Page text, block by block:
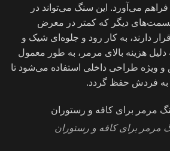
می‌آورد. این سنگ می‌تواند در
دیگر که کمتر در معرض
دارند، به کار رود و جلوه‌ای شیک و
هزینه بالای مرمر، به طور معمول
ویژه طراحی داخلی استفاده می‌شود تا
به فردش حفظ گردد.
مرمر برای کافه و رستوران